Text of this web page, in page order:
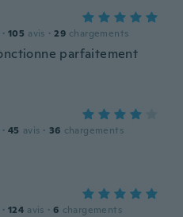
· 105 avis · 29 chargements
parfaitement
· 45 avis · 36 chargements
· 124 avis · 6 chargements